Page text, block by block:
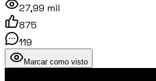
27,99 mil
875
119
Marcar como visto